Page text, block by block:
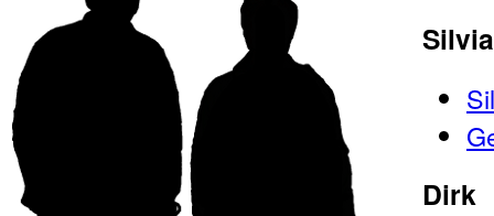
Silvia
Dirk